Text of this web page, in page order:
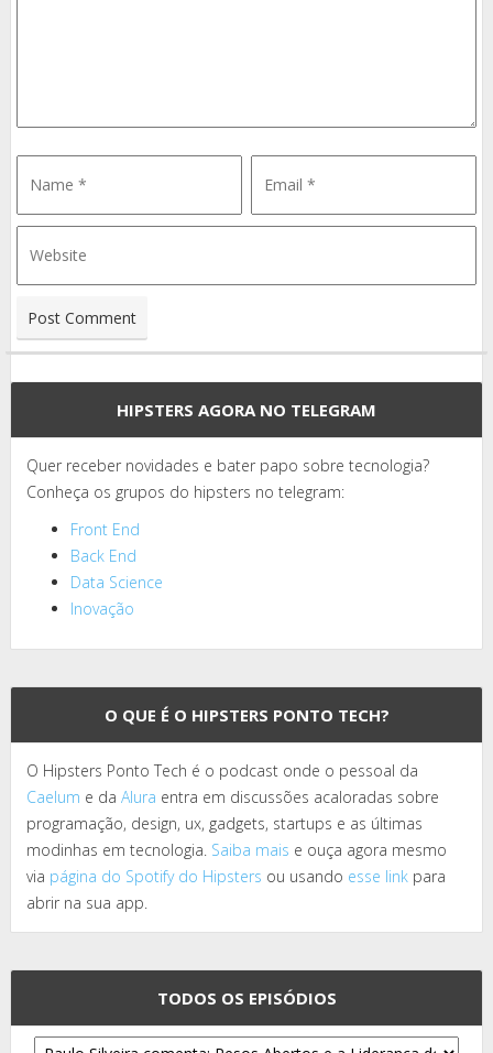
HIPSTERS AGORA NO TELEGRAM
Quer receber novidades e bater papo sobre tecnologia?
Conheça os grupos do hipsters no telegram:
Front End
Back End
Data Science
Inovação
O QUE É O HIPSTERS PONTO TECH?
O Hipsters Ponto Tech é o podcast onde o pessoal da
Caelum e da Alura entra em discussões acaloradas sobre
programação, design, ux, gadgets, startups e as últimas
modinhas em tecnologia. Saiba mais e ouça agora mesmo
via página do Spotify do Hipsters ou usando esse link para
abrir na sua app.
TODOS OS EPISÓDIOS